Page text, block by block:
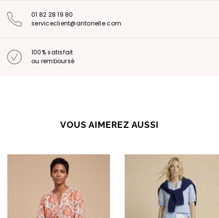
01 82 28 19 80
serviceclient@antonelle.com
100% satisfait
ou remboursé
VOUS AIMEREZ AUSSI